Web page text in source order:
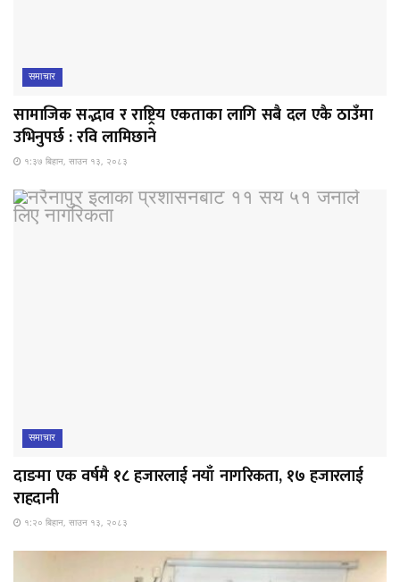
समाचार
सामाजिक सद्भाव र राष्ट्रिय एकताका लागि सबै दल एकै ठाउँमा
उभिनुपर्छ : रवि लामिछाने
१:३७ बिहान, साउन १३, २०८३
समाचार
दाङमा एक वर्षमै १८ हजारलाई नयाँ नागरिकता, १७ हजारलाई
राहदानी
१:२० बिहान, साउन १३, २०८३